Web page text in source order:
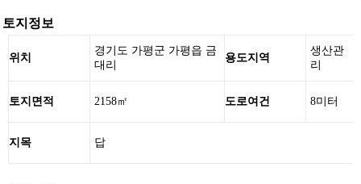
토지정보
위치
경기도 가평군 가평읍 금
대리
용도지역
생산관
리
토지면적 2158㎡ 도로여건 8미터
지목 답